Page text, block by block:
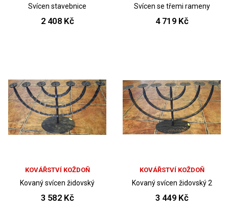
Svícen stavebnice
2 408 Kč
Svícen se třemi rameny
4 719 Kč
KOVÁŘSTVÍ KOŽDOŇ
Kovaný svícen židovský
3 582 Kč
KOVÁŘSTVÍ KOŽDOŇ
Kovaný svícen židovský 2
3 449 Kč